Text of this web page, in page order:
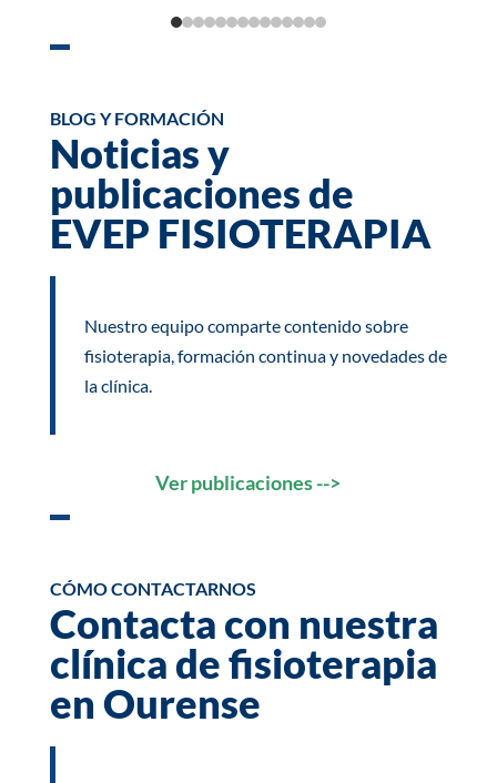
BLOG Y FORMACIÓN
Noticias y
publicaciones de
EVEP FISIOTERAPIA
Nuestro equipo comparte contenido sobre
fisioterapia, formación continua y novedades de
la clínica.
Ver publicaciones -->
CÓMO CONTACTARNOS
Contacta con nuestra
clínica de fisioterapia
en Ourense